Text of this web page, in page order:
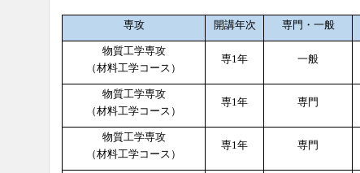
専攻 開講年次 専門・一般
物質工学専攻
（材料工学コース）
専1年 一般
物質工学専攻
（材料工学コース）
専1年 専門
物質工学専攻
（材料工学コース）
専1年 専門